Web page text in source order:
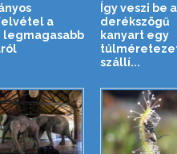
a
legmagasabb
Így veszi be a
derékszögű
kanyart egy
szállí...